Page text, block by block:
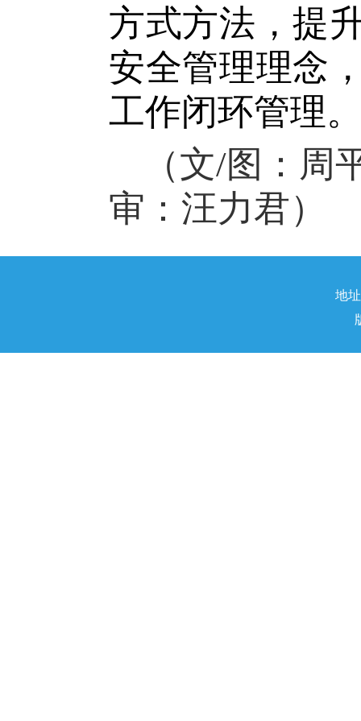
方式方法，提
安全管理理念
工作闭环管理
（文/图：周
审：汪力君）
地